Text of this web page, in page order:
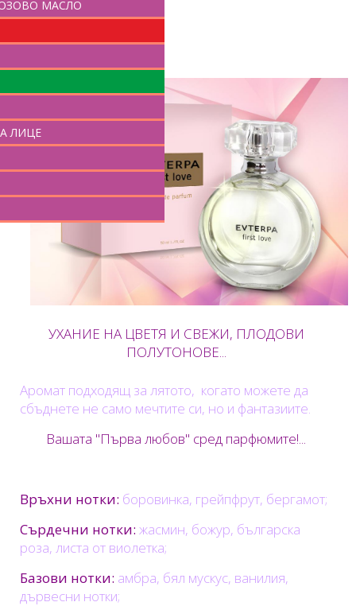
МАСЛО
ЛИЦЕ
КУПИ
УХАНИЕ НА ЦВЕТЯ И СВЕЖИ, ПЛОДОВИ
ПОЛУТОНОВЕ...
Aромат подходящ за лятото, когато можете да
сбъднете не само мечтите си, но и фантазиите.
Вашата "Първа любов" сред парфюмите!...
Връхни нотки: боровинка, грейпфрут, бергамот;
Сърдечни нотки: жасмин, божур, българска
роза, листа от виолетка;
Базови нотки: амбра, бял мускус, ванилия,
дървесни нотки;